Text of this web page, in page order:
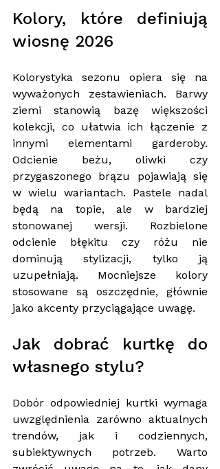
Kolory, które definiują
wiosnę 2026
Kolorystyka sezonu opiera się na
wyważonych zestawieniach. Barwy
ziemi stanowią bazę większości
kolekcji, co ułatwia ich łączenie z
innymi elementami garderoby.
Odcienie beżu, oliwki czy
przygaszonego brązu pojawiają się
w wielu wariantach. Pastele nadal
będą na topie, ale w bardziej
stonowanej wersji. Rozbielone
odcienie błękitu czy różu nie
dominują stylizacji, tylko ją
uzupełniają. Mocniejsze kolory
stosowane są oszczędnie, głównie
jako akcenty przyciągające uwagę.
Jak dobrać kurtkę do
własnego stylu?
Dobór odpowiedniej kurtki wymaga
uwzględnienia zarówno aktualnych
trendów, jak i codziennych,
subiektywnych potrzeb. Warto